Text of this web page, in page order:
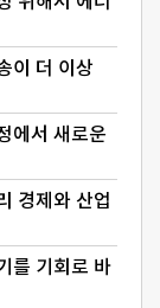
이 더 이상
에서 새로운
경제와 산업
를 기회로 바